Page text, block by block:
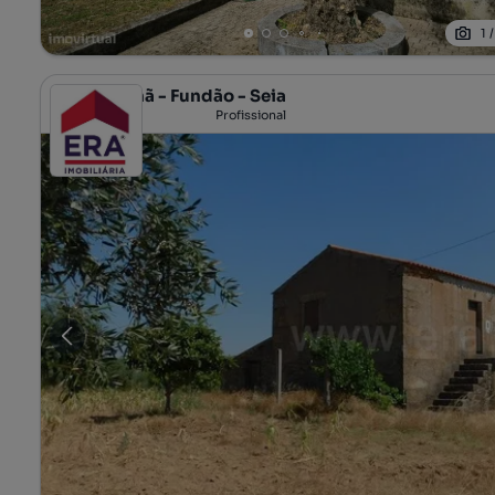
1
ERA Covilhã - Fundão - Seia
Profissional